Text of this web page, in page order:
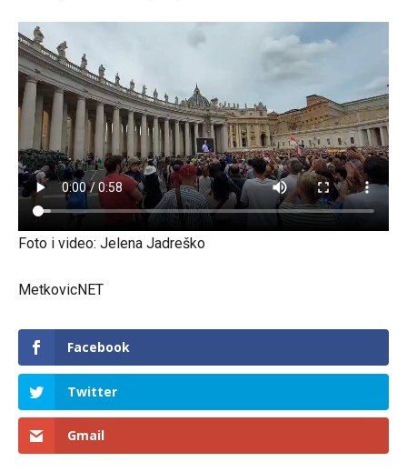
Foto i video: Jelena Jadreško
MetkovicNET
Facebook
Twitter
Gmail